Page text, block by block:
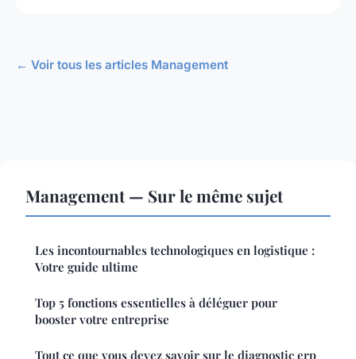
← Voir tous les articles Management
Management — Sur le même sujet
Les incontournables technologiques en logistique :
Votre guide ultime
Top 5 fonctions essentielles à déléguer pour
booster votre entreprise
Tout ce que vous devez savoir sur le diagnostic erp